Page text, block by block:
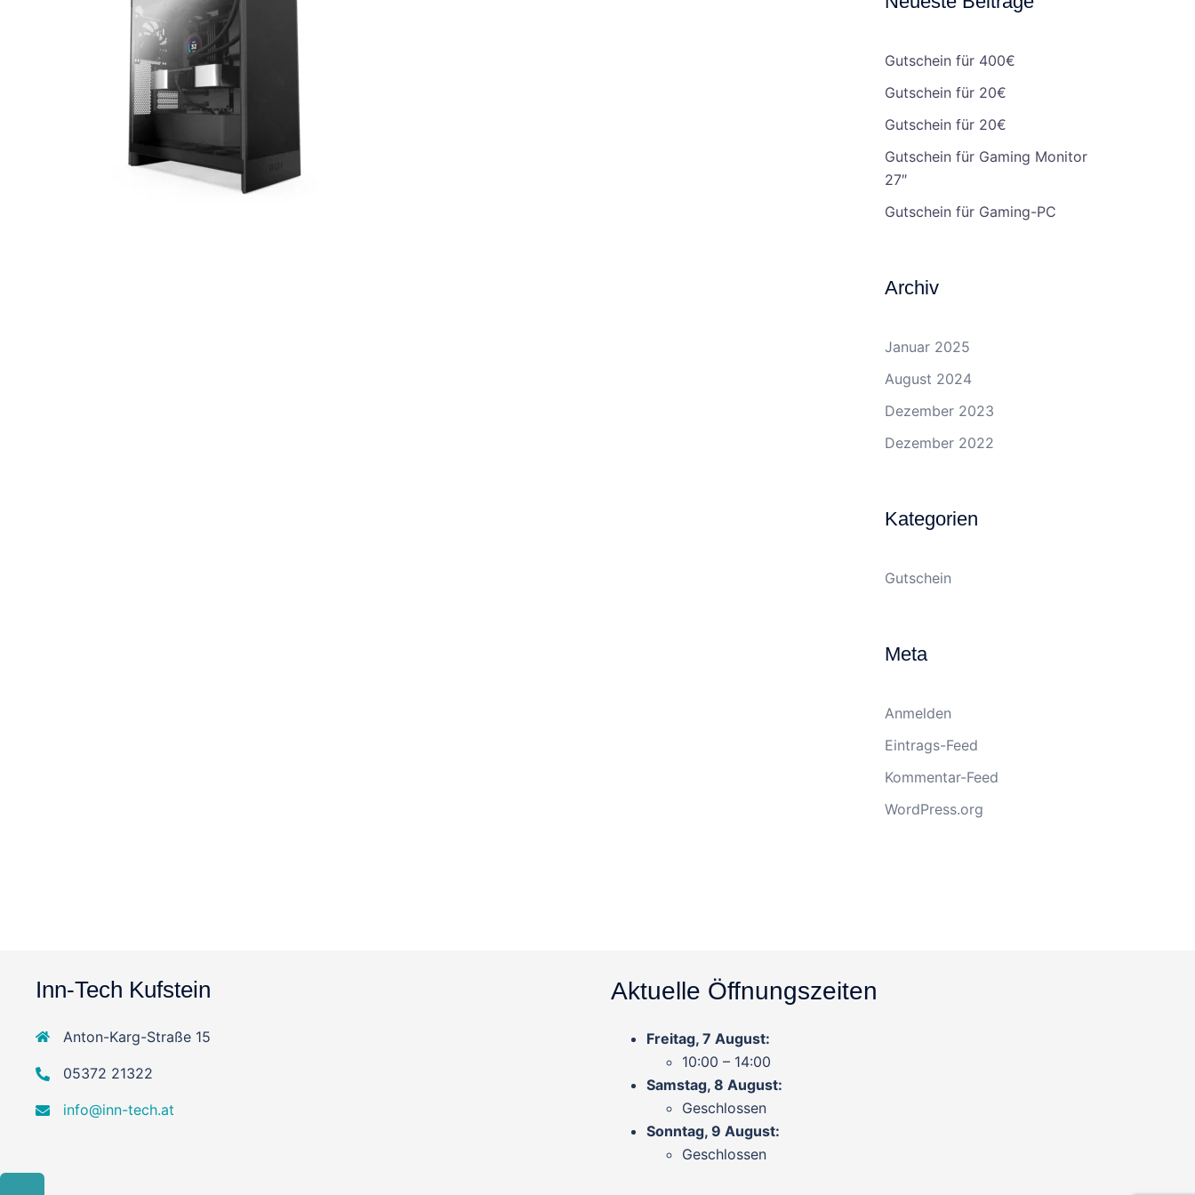
Gutschein für 400€
Gutschein für 20€
Gutschein für 20€
Gutschein für Gaming Monitor
27″
Gutschein für Gaming-PC
Archiv
Januar 2025
August 2024
Dezember 2023
Dezember 2022
Kategorien
Gutschein
Meta
Anmelden
Eintrags-Feed
Kommentar-Feed
WordPress.org
Inn-Tech Kufstein
Anton-Karg-Straße 15
05372 21322
info@inn-tech.at
Aktuelle Öffnungszeiten
Freitag, 7 August:
10:00 – 14:00
Samstag, 8 August:
Geschlossen
Sonntag, 9 August:
Geschlossen